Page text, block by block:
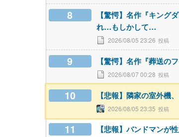
8
【驚愕】名作『キング
れ…もしかして…
2026/08/05 23:26
9 【驚愕】名作『葬送
2026/08/07 00:28
10 【悲報】隣家の室外機
2026/08/05 23:35
11 【悲報】バンドマン